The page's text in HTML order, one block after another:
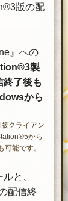
版の配
』への
製
終了後も
から
クライアン
から
能です。
と、
配信終